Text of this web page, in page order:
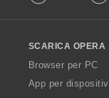
w
O
p
SCARICA OPERA
Browser per PC
App per